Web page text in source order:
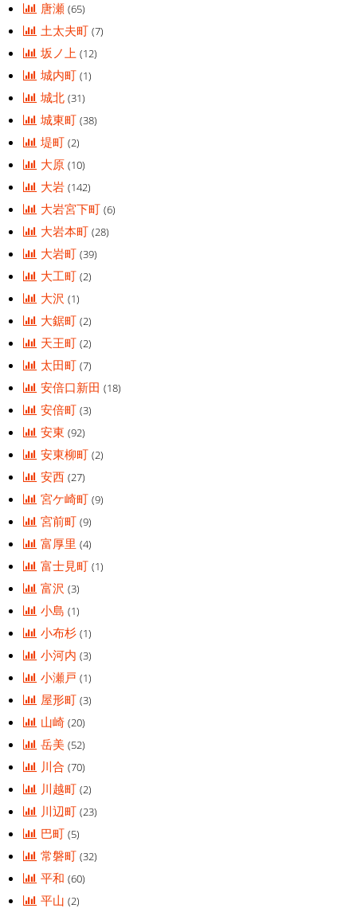
唐瀬(65)
土太夫町(7)
坂ノ上(12)
城内町(1)
城北(31)
城東町(38)
堤町(2)
大原(10)
大岩(142)
大岩宮下町(6)
大岩本町(28)
大岩町(39)
大工町(2)
大沢(1)
大鋸町(2)
天王町(2)
太田町(7)
安倍口新田(18)
安倍町(3)
安東(92)
安東柳町(2)
安西(27)
宮ケ崎町(9)
宮前町(9)
富厚里(4)
富士見町(1)
富沢(3)
小島(1)
小布杉(1)
小河内(3)
小瀬戸(1)
屋形町(3)
山崎(20)
岳美(52)
川合(70)
川越町(2)
川辺町(23)
巴町(5)
常磐町(32)
平和(60)
平山(2)